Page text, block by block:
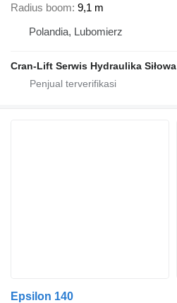
Radius boom 9,1 m
Polandia, Lubomierz
Cran-Lift Serwis Hydraulika Siłowa
Epsilon 140